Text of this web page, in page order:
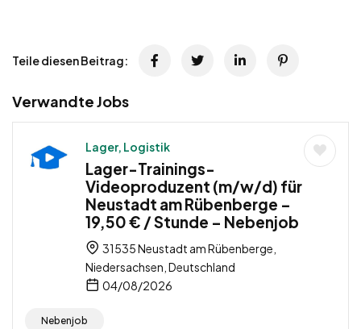
Teile diesen Beitrag:
Verwandte Jobs
Lager, Logistik
Lager-Trainings-
Videoproduzent (m/w/d) für
Neustadt am Rübenberge –
19,50 € / Stunde – Nebenjob
31535 Neustadt am Rübenberge,
Niedersachsen, Deutschland
04/08/2026
Nebenjob